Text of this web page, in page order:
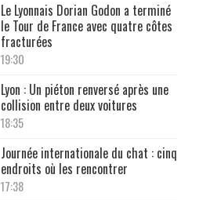
Le Lyonnais Dorian Godon a terminé
le Tour de France avec quatre côtes
fracturées
19:30
Lyon : Un piéton renversé après une
collision entre deux voitures
18:35
Journée internationale du chat : cinq
endroits où les rencontrer
17:38